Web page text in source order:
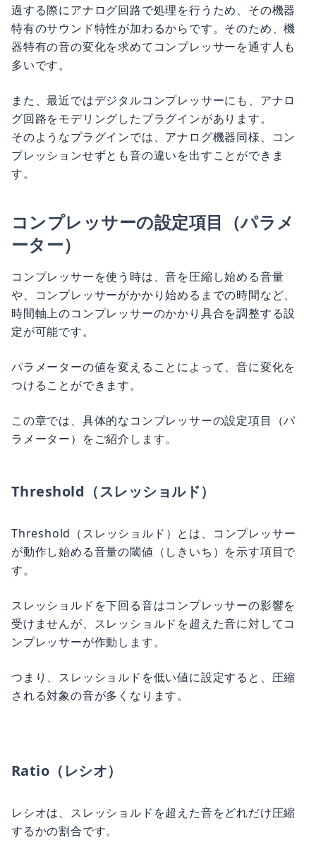
過する際にアナログ回路で処理を行うため、その機器
特有のサウンド特性が加わるからです。そのため、機
器特有の音の変化を求めてコンプレッサーを通す人も
多いです。
また、最近ではデジタルコンプレッサーにも、アナロ
グ回路をモデリングしたプラグインがあります。
そのようなプラグインでは、アナログ機器同様、コン
プレッションせずとも音の違いを出すことができま
す。
コンプレッサーの設定項目（パラメ
ーター）
コンプレッサーを使う時は、音を圧縮し始める音量
や、コンプレッサーがかかり始めるまでの時間など、
時間軸上のコンプレッサーのかかり具合を調整する設
定が可能です。
パラメーターの値を変えることによって、音に変化を
つけることができます。
この章では、具体的なコンプレッサーの設定項目（パ
ラメーター）をご紹介します。
Threshold（スレッショルド）
Threshold（スレッショルド）とは、コンプレッサー
が動作し始める音量の閾値（しきいち）を示す項目で
す。
スレッショルドを下回る音はコンプレッサーの影響を
受けませんが、スレッショルドを超えた音に対してコ
ンプレッサーが作動します。
つまり、スレッショルドを低い値に設定すると、圧縮
される対象の音が多くなります。
Ratio（レシオ）
レシオは、スレッショルドを超えた音をどれだけ圧縮
するかの割合です。